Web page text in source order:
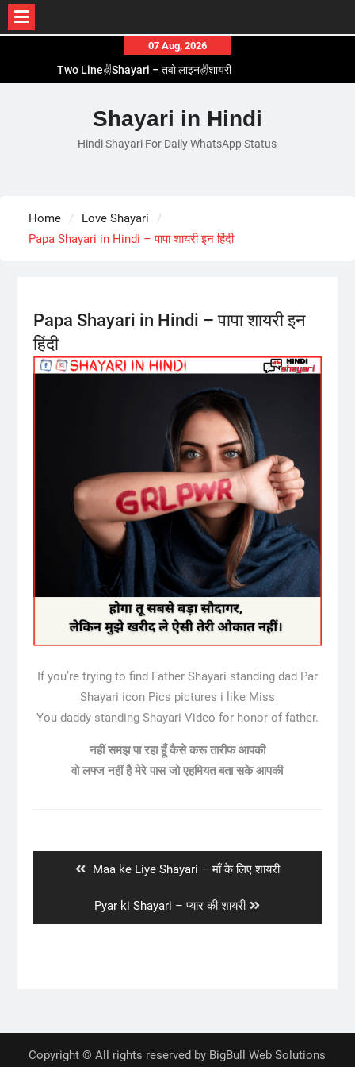
content
07 Aug, 2026
Two Line✌️Shayari – तवो लाइन✌️शायरी
Love😓Lines In Hindi – लव😓लाइन्स इन हिंदी
Love🥳Poetry In Hindi – लव🥳पोएट्री इन हिंदी
1 Line☝️Shayari In Hindi – १ लाइन☝️शायरी इन हिंदी
Shayari in Hindi
Hindi Shayari For Daily WhatsApp Status
Home
Love Shayari
Papa Shayari in Hindi – पापा शायरी इन हिंदी
Papa Shayari in Hindi – पापा शायरी इन
हिंदी
If you’re trying to find Father Shayari standing dad Par
Shayari icon Pics pictures i like Miss
You daddy standing Shayari Video for honor of father.
नहीं समझ पा रहा हूँ कैसे करू तारीफ आपकी
वो लफ्ज नहीं है मेरे पास जो एहमियत बता सके आपकी
Previous
Maa ke Liye Shayari – माँ के लिए शायरी
Next
post:
Pyar ki Shayari – प्यार की शायरी
Copyright © All rights reserved by BigBull Web Solutions